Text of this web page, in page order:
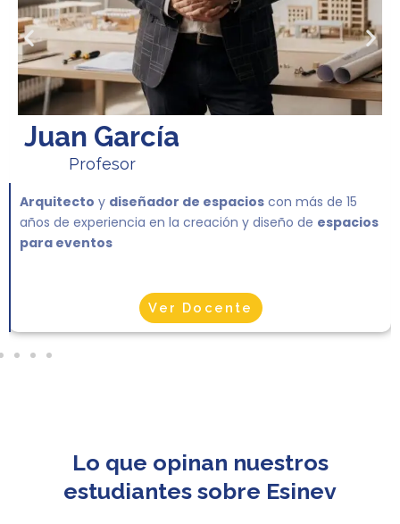
Juan García
Profesor
Arquitecto y diseñador de espacios con más de 15
años de experiencia en la creación y diseño de espacios
para eventos
Ver Docente
Lo que opinan nuestros
estudiantes sobre Esinev